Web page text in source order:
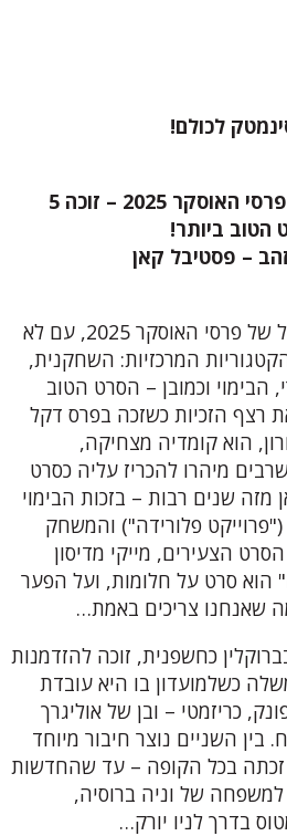
הזוכה הגדול של פרסי האוסקר 2025 – זוכה 5
הטוב ביותר!
– פסטיבל קאן
"אנורה" הוא הזוכה הגדול של פרסי האוסקר 2025, עם לא
בכל הקטגוריות המרכזיות: השחקנית,
הבימוי וכמובן – הסרט הטוב
רצף הזכיות כשזכה בפרס דקל
הוא קומדיה מצחיקה,
מיהרו להכריז עליה כסרט
שנים רבות – בזכות הבימוי
("פרוייקט פלורידה") והמשחק
הצעירים, מייקי מדיסון
הוא סרט על חלומות, ועל הפער
שאנחנו צריכים באמת…
כחשפנית, זוכה להזדמנות
כשלמועדון בו היא עובדת
כריזמטי – ובן של אוליגרך
בין השניים נוצר חיבור מיוחד
זכתה בכל הקופה – עד שהחדשות
של וניה ברוסיה,
בדרך לניו יורק…